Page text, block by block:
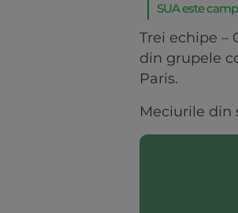
SUA este
Trei echipe –
din grupele
Paris.
Meciurile din